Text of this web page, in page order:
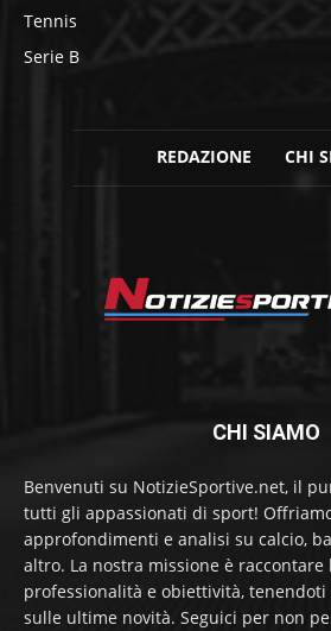
Tennis
Serie B
REDAZIONE CHI
CHI SIAMO
Benvenuti su NotizieSportive.net, il
tutti gli appassionati di sport!
approfondimenti e analisi su calcio,
altro. La nostra missione è raccontare
professionalità e obiettività,
sulle ultime novità. Seguici per non